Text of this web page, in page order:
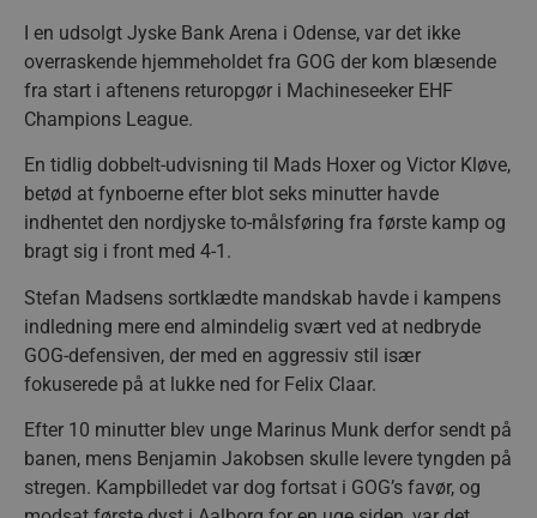
I en udsolgt Jyske Bank Arena i Odense, var det ikke
overraskende hjemmeholdet fra GOG der kom blæsende
fra start i aftenens returopgør i Machineseeker EHF
Champions League.
En tidlig dobbelt-udvisning til Mads Hoxer og Victor Kløve,
betød at fynboerne efter blot seks minutter havde
indhentet den nordjyske to-målsføring fra første kamp og
bragt sig i front med 4-1.
Stefan Madsens sortklædte mandskab havde i kampens
indledning mere end almindelig svært ved at nedbryde
GOG-defensiven, der med en aggressiv stil især
fokuserede på at lukke ned for Felix Claar.
Efter 10 minutter blev unge Marinus Munk derfor sendt på
banen, mens Benjamin Jakobsen skulle levere tyngden på
stregen. Kampbilledet var dog fortsat i GOG’s favør, og